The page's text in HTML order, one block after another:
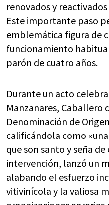
renovados y
Este importante paso
emblemática figura de
funcionamiento
parón de cuatro años.
Durante un acto
Manzanares, Caballero
Denominación de
calificándola como
que son santo y seña de
intervención, lanzó un
alabando el esfuerzo
vitivinícola y la valiosa